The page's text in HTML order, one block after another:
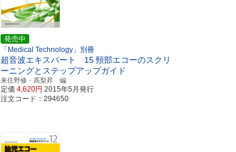
発売中
「Medical Technology」別冊
超音波エキスパート 15 頸部エコーのスクリ
ーニングとステップアップガイド
来住野修・髙梨昇 編
定価4,620円 2015年5月発行
注文コード：294650